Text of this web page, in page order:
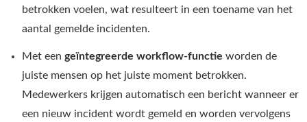
betrokken voelen, wat resulteert in een toename van het
aantal gemelde incidenten.
Met een geïntegreerde workflow-functie worden de
juiste mensen op het juiste moment betrokken.
Medewerkers krijgen automatisch een bericht wanneer er
een nieuw incident wordt gemeld en worden vervolgens